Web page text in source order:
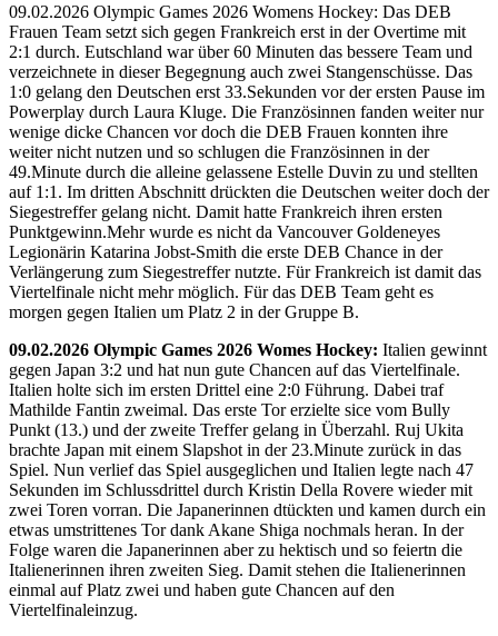
09.02.2026 Olympic Games 2026 Womens Hockey: Das DEB
Frauen Team setzt sich gegen Frankreich erst in der Overtime mit
2:1 durch. Eutschland war über 60 Minuten das bessere Team und
verzeichnete in dieser Begegnung auch zwei Stangenschüsse. Das
1:0 gelang den Deutschen erst 33.Sekunden vor der ersten Pause im
Powerplay durch Laura Kluge. Die Französinnen fanden weiter nur
wenige dicke Chancen vor doch die DEB Frauen konnten ihre
weiter nicht nutzen und so schlugen die Französinnen in der
49.Minute durch die alleine gelassene Estelle Duvin zu und stellten
auf 1:1. Im dritten Abschnitt drückten die Deutschen weiter doch der
Siegestreffer gelang nicht. Damit hatte Frankreich ihren ersten
Punktgewinn.Mehr wurde es nicht da Vancouver Goldeneyes
Legionärin Katarina Jobst-Smith die erste DEB Chance in der
Verlängerung zum Siegestreffer nutzte. Für Frankreich ist damit das
Viertelfinale nicht mehr möglich. Für das DEB Team geht es
morgen gegen Italien um Platz 2 in der Gruppe B.
09.02.2026 Olympic Games 2026 Womes Hockey: Italien gewinnt
gegen Japan 3:2 und hat nun gute Chancen auf das Viertelfinale.
Italien holte sich im ersten Drittel eine 2:0 Führung. Dabei traf
Mathilde Fantin zweimal. Das erste Tor erzielte sice vom Bully
Punkt (13.) und der zweite Treffer gelang in Überzahl. Ruj Ukita
brachte Japan mit einem Slapshot in der 23.Minute zurück in das
Spiel. Nun verlief das Spiel ausgeglichen und Italien legte nach 47
Sekunden im Schlussdrittel durch Kristin Della Rovere wieder mit
zwei Toren vorran. Die Japanerinnen dtückten und kamen durch ein
etwas umstrittenes Tor dank Akane Shiga nochmals heran. In der
Folge waren die Japanerinnen aber zu hektisch und so feiertn die
Italienerinnen ihren zweiten Sieg. Damit stehen die Italienerinnen
einmal auf Platz zwei und haben gute Chancen auf den
Viertelfinaleinzug.